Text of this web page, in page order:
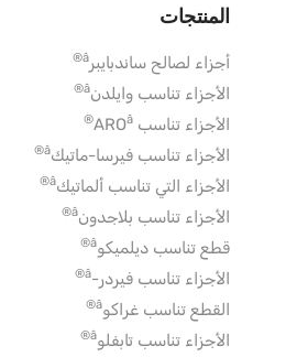
المنتجات
أجزاء لصالح ساندبايبرâ®
الأجزاء تناسب وايلدنâ®
الأجزاء تناسب ARO â®
الأجزاء تناسب فيرسا-ماتيكâ®
الأجزاء التي تناسب ألماتيكâ®
الأجزاء تناسب بلاجدونâ®
قطع تناسب ديلميكوâ®
الأجزاء تناسب فيردر-â®
القطع تناسب غراكوâ®
الأجزاء تناسب تابفلوâ®